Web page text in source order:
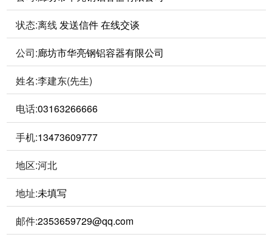
状态:离线 发送信件在线交谈
公司:廊坊市华亮钢铝容器有限公司
姓名:李建东(先生)
电话:03163266666
手机:13473609777
地区:河北
地址:未填写
邮件:2353659729@qq.com